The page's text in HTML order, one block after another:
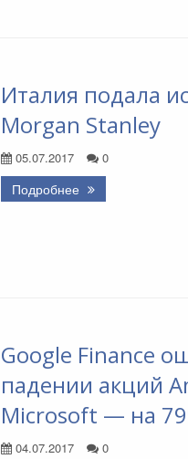
Италия подала
Morgan Stanley
05.07.2017 0
Подробнее
Google Finance
падении акций
Microsoft — на
04.07.2017 0